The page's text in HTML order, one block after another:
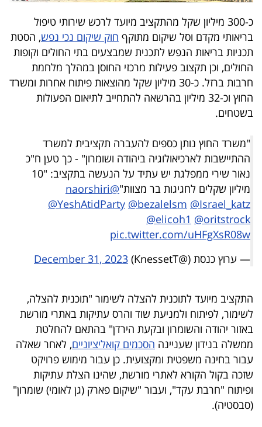
מייל
אדום
פרסמו
באייס
עקבו
אחרינו:
כ-300 מיליון שקל מהתקציב מיועד לרכש שירותי טיפול
בריאותי מקדם וסל שיקום מתוקף חוק שיקום נכי נפש, הסטת
תכניות בריאות הנפש לתכנית שמבצעים בתי החולים וקופות
החולים, וכן תקצוב פעילות מרכזי החוסן במהלך מלחמת
חרבות ברזל. כ-30 מיליון שקל מהוצאות פיתוח אחרות ומשרד
החוץ וכ-32 מיליון בהרשאה להתחייב לתיאום הפעולות
בשטחים.
"משרד החוץ נותן כספים להעברה תקציבית למשרד
ההתיישבות לארכיאולוגיה ביהודה ושומרון" - כך טען ח"כ
נאור שירי ממפלגת יש עתיד על הנעשה בתקציב: "10
מיליון שקלים לחגיגות בר מצוות"@naorshiri
@YeshAtidParty @bezalelsm @Israel_katz
@elicoh1 @oritstrock
pic.twitter.com/uHFgXsR08w
— ערוץ כנסת (@KnessetT)
December 31, 2023
התקציב מיועד לתוכנית להצלה לשימור "תוכנית להצלה,
לשימור, לפיתוח ולמניעת שוד והרס עתיקות באתרי מורשת
באזור יהודה והשומרון ובקעת הירדן" בהתאם להחלטת
ממשלה בנידון שעניינה הסכמים קואליציוניים, לאחר שאלה
עבור בחינה משפטית ומקצועית. כן עבור מימוש פרויקט
שזכה בקול הקורא לאתרי מורשת, שהינו הצלת עתיקות
ופיתוח "חרבת עקד", ועבור "שיקום פארק (גן לאומי) שומרון"
(סבסטיה).